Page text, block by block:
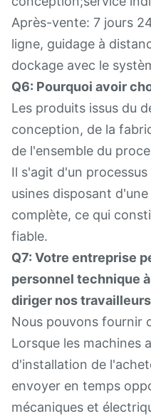
Après-vente: 7 jours
ligne, guidage à
dockage avec le
Q6: Pourquoi avoir
Les produits issus du
conception, de la
de l'ensemble du
Il s'agit d'un
usines disposant
complète, ce qui
fiable.
Q7: Votre entreprise
personnel technique
diriger nos
Nous pouvons fournir
Lorsque les machines
d'installation de
envoyer en temps
mécaniques et